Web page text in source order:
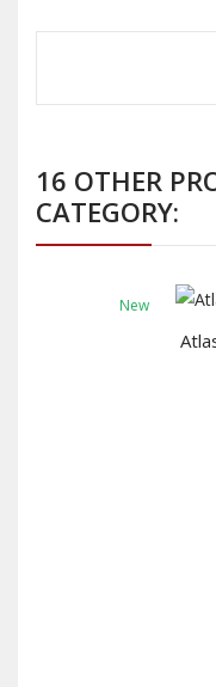
16 OTHER
CATEGORY:
New